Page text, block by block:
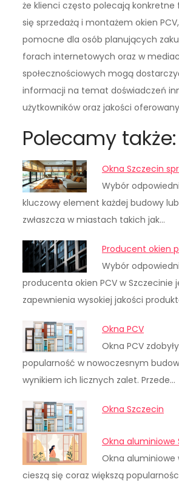
że klienci często polecają
się sprzedażą i montażem okien
pomocne dla osób planujących
forach internetowych oraz w
społecznościowych mogą
informacji na temat doświadczeń
użytkowników oraz jakości
Polecamy także:
Okna Szczecin
Wybór
kluczowy element każdej budowy
zwłaszcza w miastach takich jak…
Producent okien
Wybór
producenta okien PCV w Szczecinie
zapewnienia wysokiej jakości
Okna PCV
Okna PCV
popularność w nowoczesnym
wynikiem ich licznych zalet. Przede…
Okna Szczecin
Okna aluminiowe
Okna aluminiowe
cieszą się coraz większą